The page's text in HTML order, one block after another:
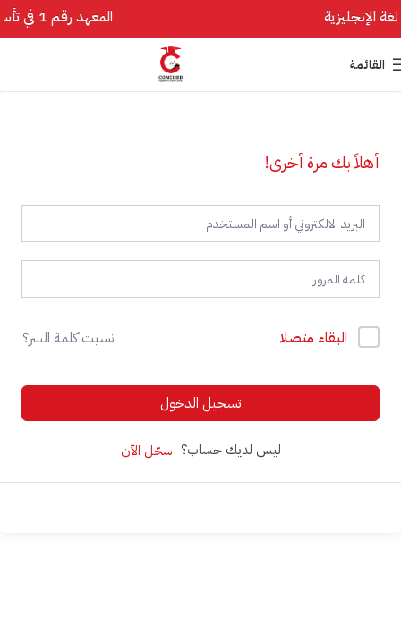
المعهد رقم 1 في تأسيس اللغة الإنجليزية
القائمة
أهلاً بك مرة أخرى!
البقاء متصلا نسيت كلمة السر؟
تسجيل الدخول
ليس لديك حساب؟ سجّل الآن